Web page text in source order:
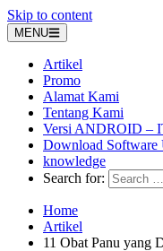
Skip to content
MENU
Artikel
Promo
Alamat Kami
Tentang Kami
Versi ANDROID –
Download Software
knowledge
Search for:
Home
Artikel
11 Obat Panu yang